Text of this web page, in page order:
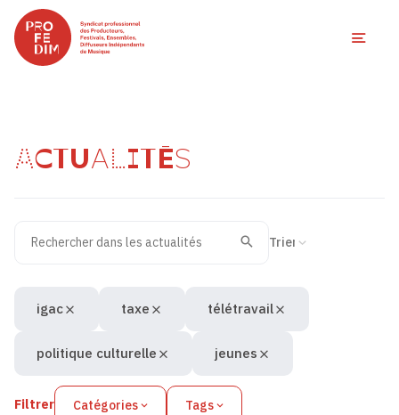
ACTUALITÉS
Recherche
Valider
Filtrer Catégories Tags
igac taxe télétravail
politique culturelle jeunes